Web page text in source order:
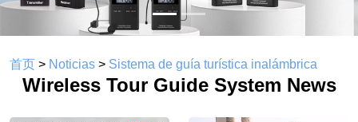
首页 > Noticias > Sistema de guía turística inalámbrica
Wireless Tour Guide System News